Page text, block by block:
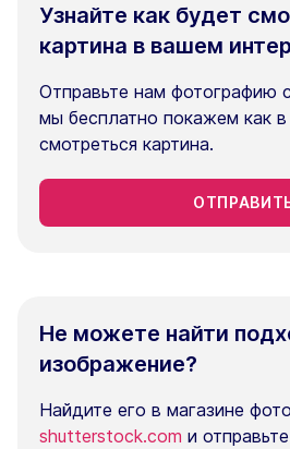
Узнайте как будет
картина в вашем
Отправьте нам фотографию
мы бесплатно покажем как
смотреться картина.
Не можете найти
изображение?
Найдите его в магазине
shutterstock.com и